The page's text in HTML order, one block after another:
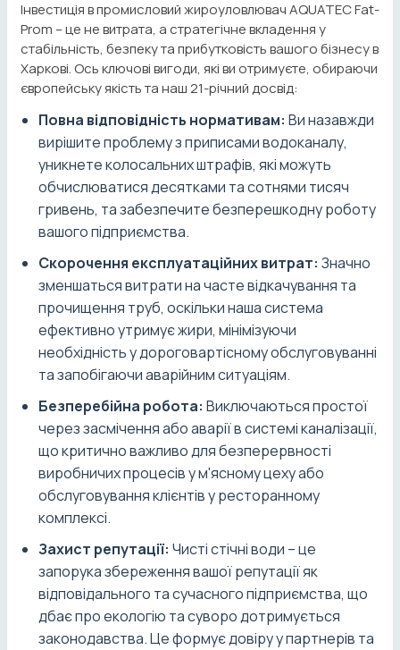
Інвестиція в промисловий жироуловлювач AQUATEC Fat-
Prom – це не витрата, а стратегічне вкладення у
стабільність, безпеку та прибутковість вашого бізнесу в
Харкові. Ось ключові вигоди, які ви отримуєте, обираючи
європейську якість та наш 21-річний досвід:
Повна відповідність нормативам: Ви назавжди
вирішите проблему з приписами водоканалу,
уникнете колосальних штрафів, які можуть
обчислюватися десятками та сотнями тисяч
гривень, та забезпечите безперешкодну роботу
вашого підприємства.
Скорочення експлуатаційних витрат: Значно
зменшаться витрати на часте відкачування та
прочищення труб, оскільки наша система
ефективно утримує жири, мінімізуючи
необхідність у дороговартісному обслуговуванні
та запобігаючи аварійним ситуаціям.
Безперебійна робота: Виключаються простої
через засмічення або аварії в системі каналізації,
що критично важливо для безперервності
виробничих процесів у м'ясному цеху або
обслуговування клієнтів у ресторанному
комплексі.
Захист репутації: Чисті стічні води – це
запорука збереження вашої репутації як
відповідального та сучасного підприємства, що
дбає про екологію та суворо дотримується
законодавства. Це формує довіру у партнерів та